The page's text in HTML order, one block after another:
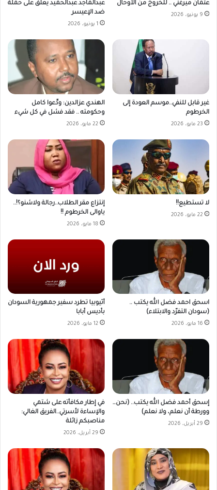
عثمان ميرغني .. للخروج من الأوحال
9 يونيو، 2026
عبدالماجد عبدالحميد يعلق على حملة
ضد الإعيسر
1 يونيو، 2026
غير قابل للنفي..موسم العودة إلى
الخرطوم
23 مايو، 2026
الهندي عزالدين: ودِّعوا كامل
وحكومته .. فقد فشل في كل شيء
22 مايو، 2026
لا تستطيع!!
22 مايو، 2026
إنتزاع مقر الطلاب..رجالة ولاشنو؟!..
ياوالى الخرطوم !!
18 مايو، 2026
اسحق احمد فضل الله يكتب ..
(سودان التفرّد والابتلاء)
16 مايو، 2026
أثيوبيا تطرد سفير جمهورية السودان
بأديس أبابا
12 مايو، 2026
إسحق أحمد فضل الله يكتب.. (نحن…
وورطة أن نعلم، ولا نعلم)
29 أبريل، 2026
في إطار مكافأته على شتمي
والإساءة لأسرتي..الفريق الغالي:
مناصبكم زائلة
29 أبريل، 2026